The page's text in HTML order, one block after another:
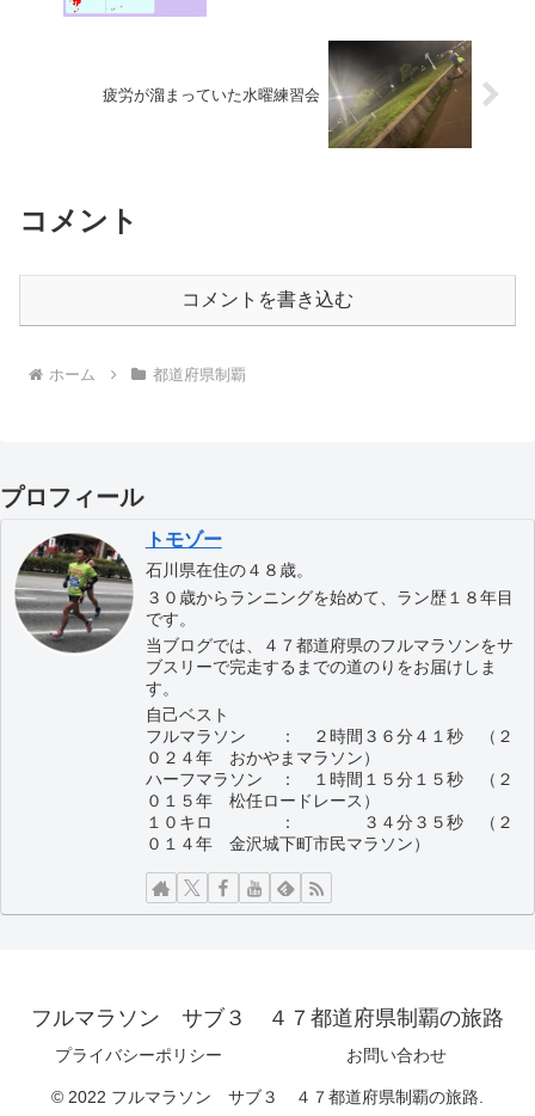
疲労が溜まっていた水曜練習会
コメント
コメントを書き込む
ホーム 都道府県制覇
プロフィール
トモゾー
石川県在住の４８歳。
３０歳からランニングを始めて、ラン歴１８年目
です。
当ブログでは、４７都道府県のフルマラソンをサ
ブスリーで完走するまでの道のりをお届けしま
す。
自己ベスト
フルマラソン ： ２時間３６分４１秒 （２
０２４年 おかやまマラソン）
ハーフマラソン ： １時間１５分１５秒 （２
０１５年 松任ロードレース）
１０キロ ： ３４分３５秒 （２
０１４年 金沢城下町市民マラソン）
フルマラソン サブ３ ４７都道府県制覇の旅路
プライバシーポリシー お問い合わせ
© 2022 フルマラソン サブ３ ４７都道府県制覇の旅路.